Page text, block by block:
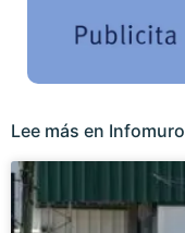
Lee más en Infomuro